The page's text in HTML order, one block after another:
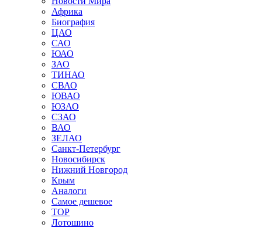
Африка
Биография
ЦАО
САО
ЮАО
ЗАО
ТИНАО
СВАО
ЮВАО
ЮЗАО
СЗАО
ВАО
ЗЕЛАО
Санкт-Петербург
Новосибирск
Нижний Новгород
Крым
Аналоги
Самое дешевое
TOP
Лотошино